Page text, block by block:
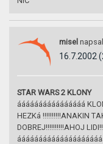
misel
16.7.2002
STAR WARS 2 KLONY
áááááááááááááááá
HEZKá !!!!!!!!!!ANAKIN
DOBREJ!!!!!!!!!!AHOJ